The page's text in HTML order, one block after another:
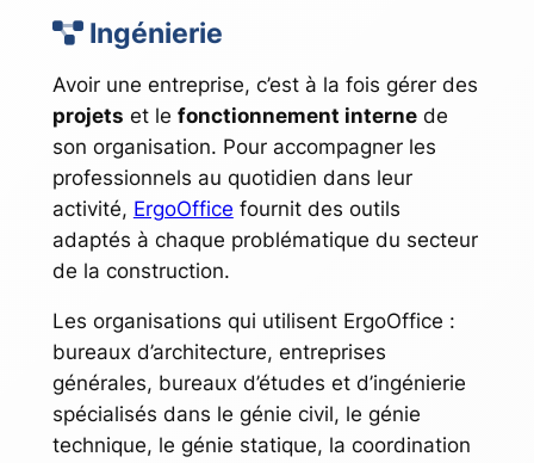
Ingénierie
Avoir une entreprise, c’est à la fois gérer des
projets et le fonctionnement internede
son organisation. Pour accompagner les
professionnels au quotidien dans leur
activité, ErgoOffice fournit des outils
adaptés à chaque problématique du secteur
de la construction.
Les organisations qui utilisent ErgoOffice :
bureaux d’architecture, entreprises
générales, bureaux d’études et d’ingénierie
spécialisés dans le génie civil, le génie
technique, le génie statique, la coordination